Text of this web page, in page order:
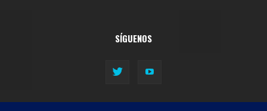
SÍGUENOS